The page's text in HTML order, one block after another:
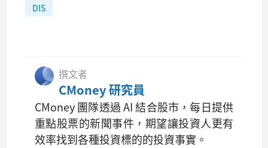
DIS
撰文者
CMoney 研究員
CMoney 團隊透過 AI 結合股市，每日提供
重點股票的新聞事件，期望讓投資人更有
效率找到各種投資標的的投資事實。